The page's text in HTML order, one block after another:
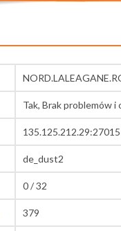
Tak, Brak problemów i
135.125.212.29:27015
de_dust2
0 / 32
379